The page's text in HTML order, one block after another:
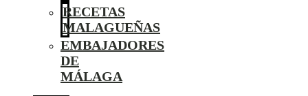
RECETAS
MALAGUEÑAS
EMBAJADORES
DE
MÁLAGA